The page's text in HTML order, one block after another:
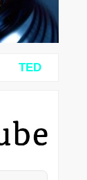
TED